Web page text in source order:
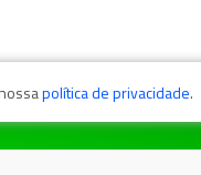
política de privacidade.